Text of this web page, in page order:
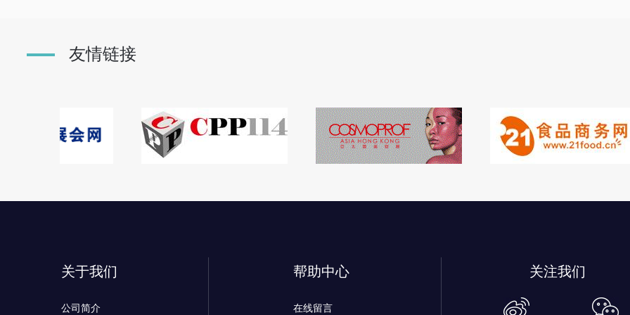
友情链接
关于我们
公司简介
帮助中心
在线留言
关注我们